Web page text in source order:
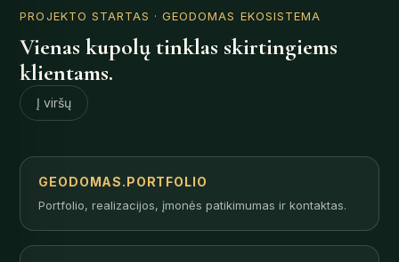
PROJEKTO STARTAS · GEODOMAS EKOSISTEMA
Vienas kupolų tinklas skirtingiems
klientams.
Į viršų
GEODOMAS.PORTFOLIO
Portfolio, realizacijos, įmonės patikimumas ir kontaktas.